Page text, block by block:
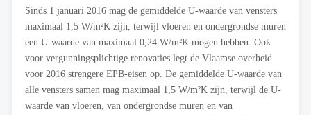
Sinds 1 januari 2016 mag de gemiddelde U-waarde van vensters
maximaal 1,5 W/m²K zijn, terwijl vloeren en ondergrondse muren
een U-waarde van maximaal 0,24 W/m²K mogen hebben. Ook
voor vergunningsplichtige renovaties legt de Vlaamse overheid
voor 2016 strengere EPB-eisen op. De gemiddelde U-waarde van
alle vensters samen mag maximaal 1,5 W/m²K zijn, terwijl de U-
waarde van vloeren, van ondergrondse muren en van